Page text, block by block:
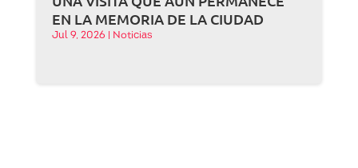
EN LA MEMORIA DE LA CIUDAD
Jul 9, 2026 Noticias